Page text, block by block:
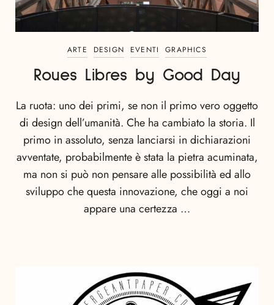
ARTE DESIGN EVENTI GRAPHICS
Roues Libres by Good Day
La ruota: uno dei primi, se non il primo vero oggetto
di design dell’umanità. Che ha cambiato la storia. Il
primo in assoluto, senza lanciarsi in dichiarazioni
avventate, probabilmente è stata la pietra acuminata,
ma non si può non pensare alle possibilità ed allo
sviluppo che questa innovazione, che oggi a noi
appare una certezza …